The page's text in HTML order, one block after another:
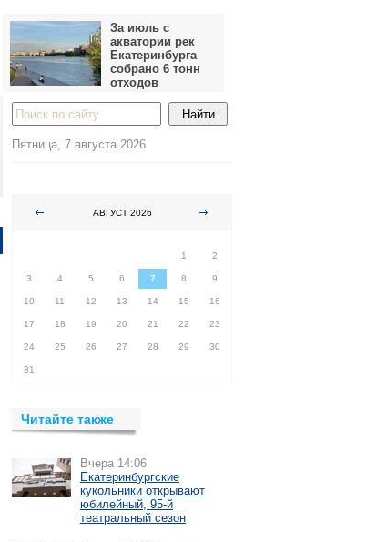
За июль с
акватории рек
Екатеринбурга
собрано 6 тонн
отходов
Пятница, 7 августа 2026
АВГУСТ 2026
1
2
3 4 5 6 7 8 9
10 11 12 13 14 15 16
17 18 19 20 21 22 23
24 25 26 27 28 29 30
31
Читайте также
Вчера 14:06
Екатеринбургские
кукольники открывают
юбилейный, 95-й
театральный сезон